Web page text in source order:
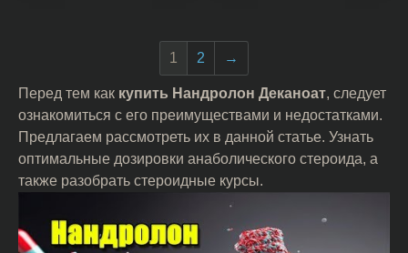
1 2 →
Перед тем как купить Нандролон Деканоат, следует
ознакомиться с его преимуществами и недостатками.
Предлагаем рассмотреть их в данной статье. Узнать
оптимальные дозировки анаболического стероида, а
также разобрать стероидные курсы.